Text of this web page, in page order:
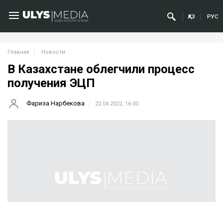
ҚАЗ РУС
Главная Новости
В Казахстане облегчили процесс
получения ЭЦП
Фариза Нарбекова 22.04.2022, 16:00